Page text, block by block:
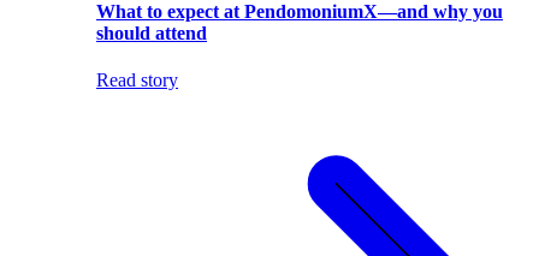
What to expect at PendomoniumX—and why you
should attend
Read story